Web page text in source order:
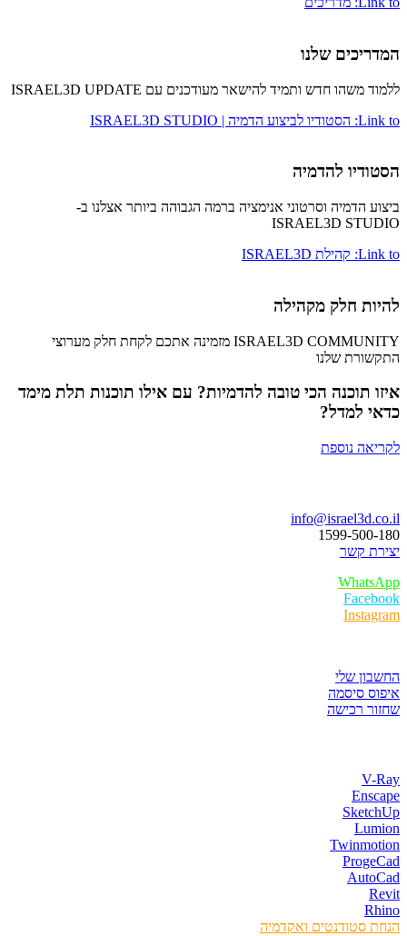
המדריכים שלנו
ללמוד משהו חדש ותמיד להישאר מעודכנים עם ISRAEL3D UPDATE
Link to: הסטודיו לביצוע הדמיה | ISRAEL3D STUDIO
הסטודיו להדמיה
ביצוע הדמיה וסרטוני אנימציה ברמה הגבוהה ביותר אצלנו ב-
ISRAEL3D STUDIO
Link to: קהילת ISRAEL3D
להיות חלק מקהילה
ISRAEL3D COMMUNITY מזמינה אתכם לקחת חלק מערוצי
התקשורת שלנו
איזו תוכנה הכי טובה להדמיות? עם אילו תוכנות תלת מימד
כדאי למדל?
לקריאה נוספת
info@israel3d.co.il
1599-500-180
יצירת קשר
WhatsApp
Facebook
Instagram
החשבון שלי
איפוס סיסמה
שחזור רכישה
V-Ray
Enscape
SketchUp
Lumion
Twinmotion
ProgeCad
AutoCad
Revit
Rhino
הנחת סטודנטים ואקדמיה